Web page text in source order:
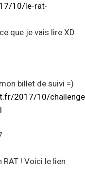
10/le-rat-
que je vais lire XD
billet de suivi =)
2017/10/
! Voici le lien